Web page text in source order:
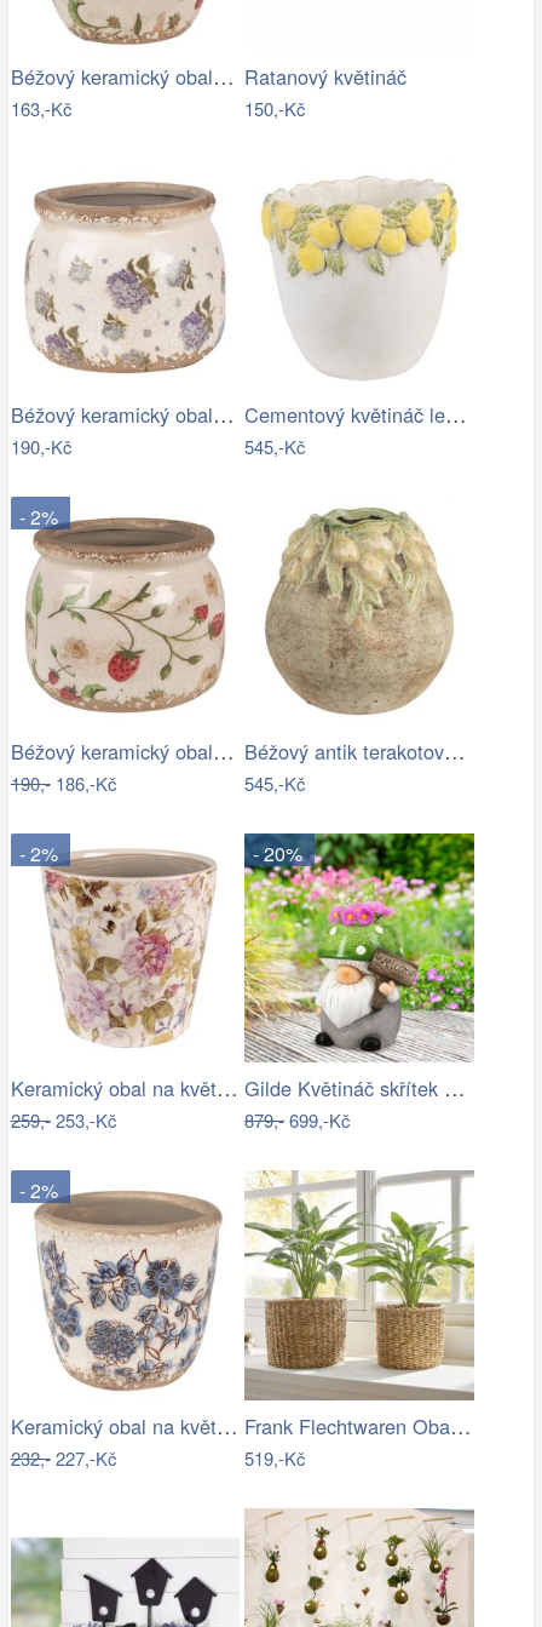
Béžový keramický obal na květináč s…
163,-Kč
Ratanový květináč
150,-Kč
Béžový keramický obal na květináč s…
190,-Kč
Cementový květináč lemovaný citróny…
545,-Kč
- 2%
Béžový keramický obal na květináč s…
190,-186,-Kč
Béžový antik terakotový obal na…
545,-Kč
- 2%
Keramický obal na květináč s květy…
259,-253,-Kč
- 20%
Gilde Květináč skřítek Borgin, 25 cm
879,-699,-Kč
- 2%
Keramický obal na květináč s modrými…
232,-227,-Kč
Frank Flechtwaren Obaly na květináče z…
519,-Kč